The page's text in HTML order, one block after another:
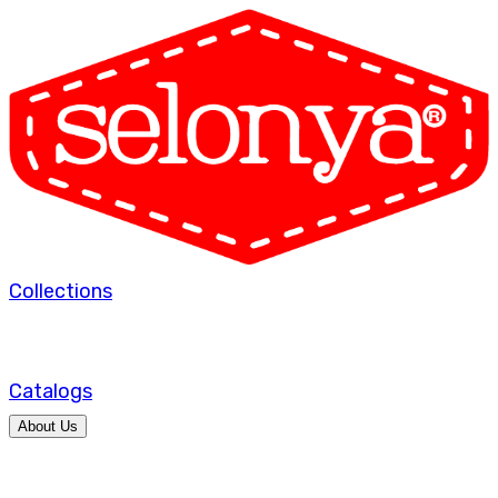
Collections
Catalogs
About Us